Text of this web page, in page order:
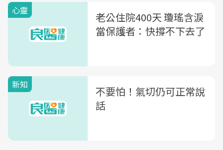
心靈
老公住院400天 瓊瑤含淚
當保護者：快撐不下去了
新知
不要怕！氣切仍可正常說
話